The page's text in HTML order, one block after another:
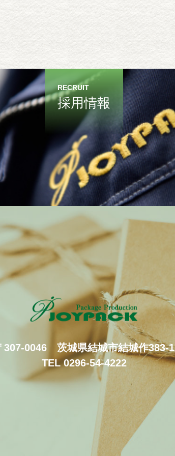
RECRUIT
採用情報
307-0046 茨城県結城市結城作383-1
TEL 0296-54-4222